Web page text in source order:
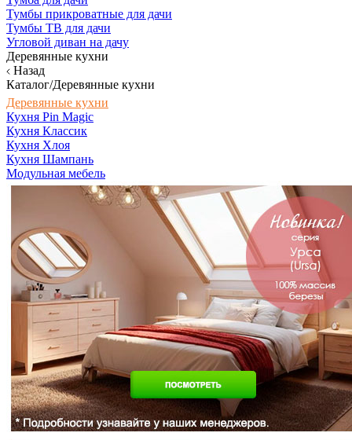
Тумбы прикроватные для дачи
Тумбы ТВ для дачи
Угловой диван на дачу
Деревянные кухни
Назад
Каталог/Деревянные кухни
Деревянные кухни
Кухня Pin Magic
Кухня Классик
Кухня Хлоя
Кухня Шампань
Модульная мебель